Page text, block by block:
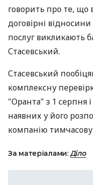
говорить про те, що
договірні
послуг викликають
Стасевський.
Стасевський
комплексну
"Оранта" з 1 серпня
наявних у його
компанію тимчасову
За матеріалами:Діло